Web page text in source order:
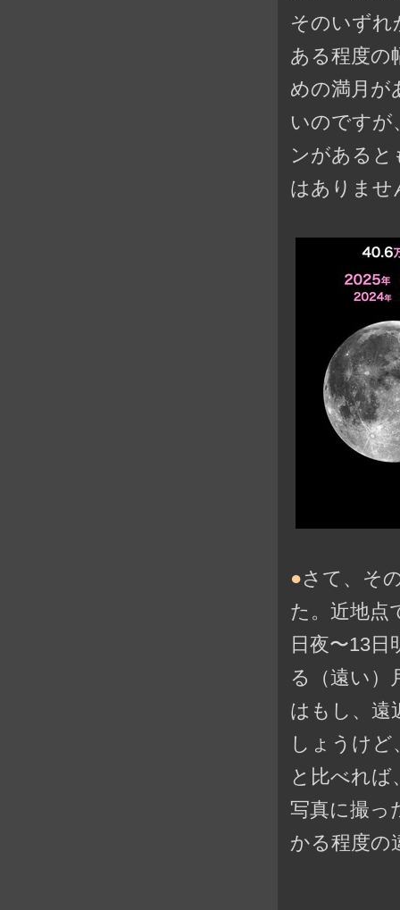
そのいずれ
ある程度の
めの満月が
いのですが
ンがある
はありませ
●さて、そ
た。近地点
日夜〜13
る（遠い）
はもし、遠
しょうけど
と比べれば
写真に撮っ
かる程度の